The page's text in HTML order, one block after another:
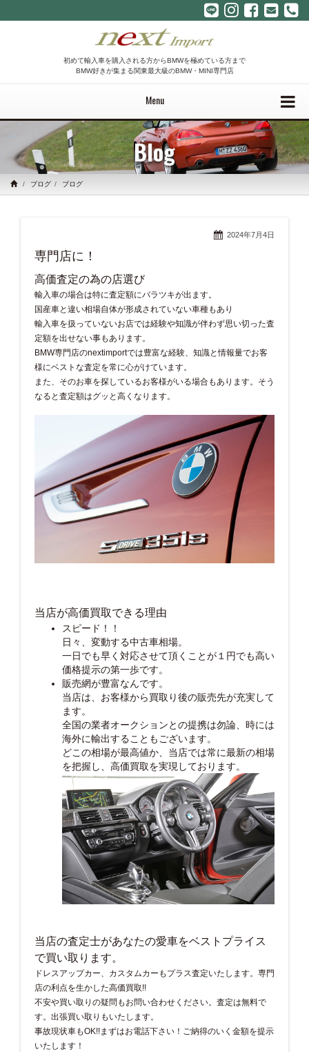
初めて輸入車を購入される方からBMWを極めている方まで
BMW好きが集まる関東最大級のBMW・MINI専門店
Menu
Blog
ブログ ブログ
2024年7月4日
専門店に！
高価査定の為の店選び
輸入車の場合は特に査定額にバラツキが出ます。
国産車と違い相場自体が形成されていない車種もあり
輸入車を扱っていないお店では経験や知識が伴わず思い切った査
定額を出せない事もあります。
BMW専門店のnextimportでは豊富な経験、知識と情報量でお客
様にベストな査定を常に心がけています。
また、そのお車を探しているお客様がいる場合もあります。そう
なると査定額はグッと高くなります。
当店が高価買取できる理由
スピード！！
日々、変動する中古車相場。
一日でも早く対応させて頂くことが１円でも高い
価格提示の第一歩です。
販売網が豊富なんです。
当店は、お客様から買取り後の販売先が充実して
ます。
全国の業者オークションとの提携は勿論、時には
海外に輸出することもございます。
どこの相場が最高値か、当店では常に最新の相場
を把握し、高価買取を実現しております。
当店の査定士があなたの愛車をベストプライス
で買い取ります。
ドレスアップカー、カスタムカーもプラス査定いたします。専門
店の利点を生かした高価買取!!
不安や買い取りの疑問もお問い合わせください。査定は無料で
す。出張買い取りもいたします。
事故現状車もOK!!まずはお電話下さい！ご納得のいく金額を提示
いたします！